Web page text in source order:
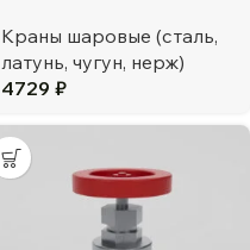
Краны шаровые (сталь,
латунь, чугун, нерж)
4729 ₽